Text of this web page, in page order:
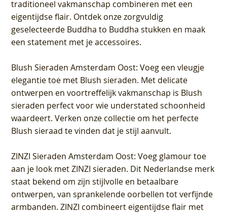
traditioneel vakmanschap combineren met een
eigentijdse flair. Ontdek onze zorgvuldig
geselecteerde Buddha to Buddha stukken en maak
een statement met je accessoires.
Blush Sieraden Amsterdam Oost: Voeg een vleugje
elegantie toe met Blush sieraden. Met delicate
ontwerpen en voortreffelijk vakmanschap is Blush
sieraden perfect voor wie understated schoonheid
waardeert. Verken onze collectie om het perfecte
Blush sieraad te vinden dat je stijl aanvult.
ZINZI Sieraden Amsterdam Oost: Voeg glamour toe
aan je look met ZINZI sieraden. Dit Nederlandse merk
staat bekend om zijn stijlvolle en betaalbare
ontwerpen, van sprankelende oorbellen tot verfijnde
armbanden. ZINZI combineert eigentijdse flair met